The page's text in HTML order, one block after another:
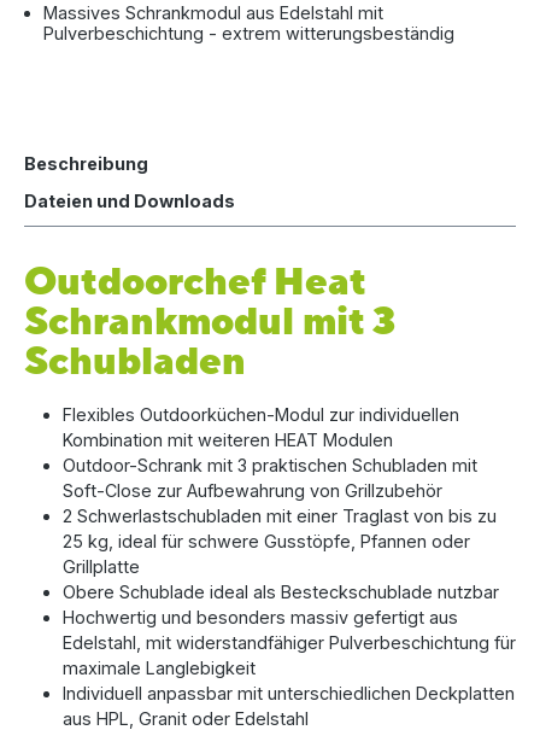
Massives Schrankmodul aus Edelstahl mit
Pulverbeschichtung - extrem witterungsbeständig
Beschreibung
Dateien und Downloads
Outdoorchef Heat
Schrankmodul mit 3
Schubladen
Flexibles Outdoorküchen-Modul zur individuellen
Kombination mit weiteren HEAT Modulen
Outdoor-Schrank mit 3 praktischen Schubladen mit
Soft-Close zur Aufbewahrung von Grillzubehör
2 Schwerlastschubladen mit einer Traglast von bis zu
25 kg, ideal für schwere Gusstöpfe, Pfannen oder
Grillplatte
Obere Schublade ideal als Besteckschublade nutzbar
Hochwertig und besonders massiv gefertigt aus
Edelstahl, mit widerstandfähiger Pulverbeschichtung für
maximale Langlebigkeit
Individuell anpassbar mit unterschiedlichen Deckplatten
aus HPL, Granit oder Edelstahl